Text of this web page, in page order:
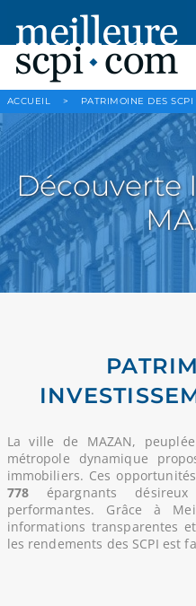
ACCUEIL > PATRIMOINE DES SCPI
Découverte
La ville de MAZAN,
métropole dynamique
immobiliers. Ces
778épargnants
performantes. Grâce à
informations transparentes
les rendements des SCPI est